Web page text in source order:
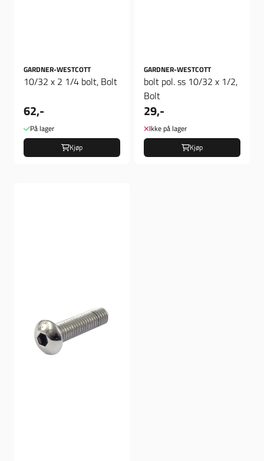
GARDNER-WESTCOTT
10/32 x 2 1/4 bolt, Bolt
62,-
På lager
Kjøp
GARDNER-WESTCOTT
bolt pol. ss 10/32 x 1/2,
Bolt
29,-
Ikke på lager
Kjøp